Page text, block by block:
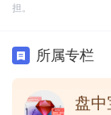
担。
所属专栏
盘中